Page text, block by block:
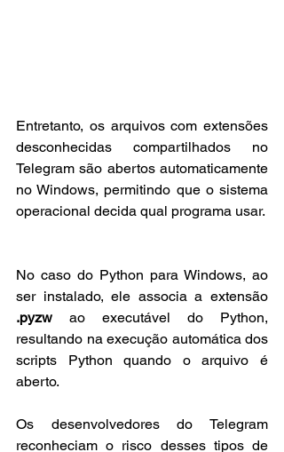
Entretanto, os arquivos com extensões
desconhecidas compartilhados no
Telegram são abertos automaticamente
no Windows, permitindo que o sistema
operacional decida qual programa usar.
No caso do Python para Windows, ao
.pyzw ao executável do Python,
resultando na execução automática dos
scripts Python quando o arquivo é
aberto.
Os desenvolvedores do Telegram
reconheciam o risco desses tipos de